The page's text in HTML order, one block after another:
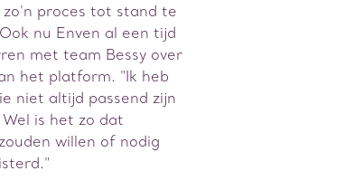
proces tot stand te
nu Enven al een tijd
met team Bessy over
het platform. "Ik heb
niet altijd passend zijn
is het zo dat
willen of nodig